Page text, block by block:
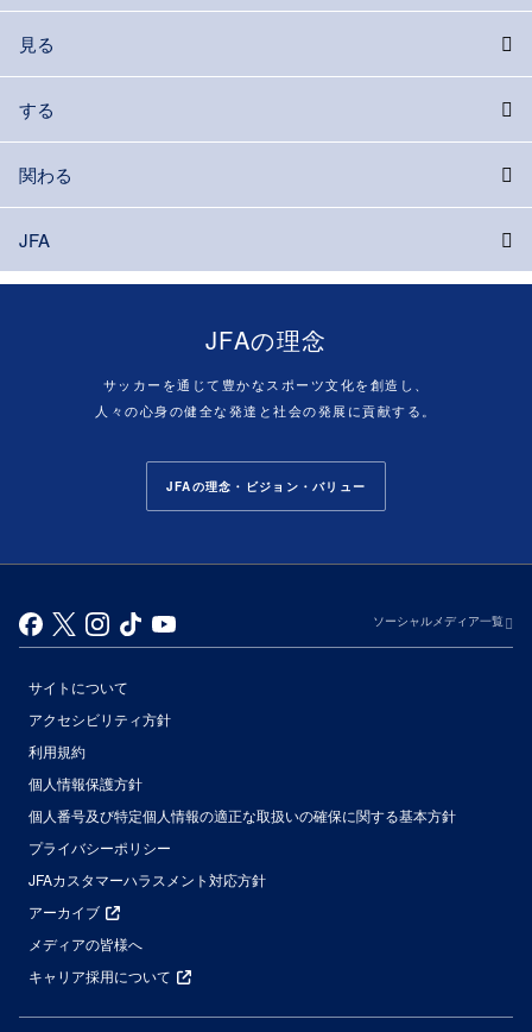
見る
する
関わる
JFA
JFAの理念
サッカーを通じて豊かなスポーツ文化を創造し、
人々の心身の健全な発達と社会の発展に貢献する。
JFAの理念・ビジョン・バリュー
ソーシャルメディア一覧
サイトについて
アクセシビリティ方針
利用規約
個人情報保護方針
個人番号及び特定個人情報の適正な取扱いの確保に関する基本方針
プライバシーポリシー
JFAカスタマーハラスメント対応方針
アーカイブ
メディアの皆様へ
キャリア採用について